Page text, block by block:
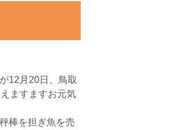
12月20日、鳥取
ますますお元気
棒を担ぎ魚を売